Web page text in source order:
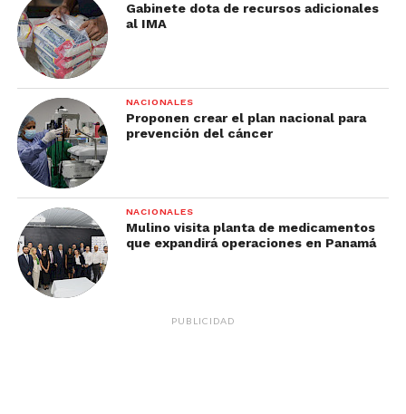
Gabinete dota de recursos adicionales
al IMA
NACIONALES
Proponen crear el plan nacional para
prevención del cáncer
NACIONALES
Mulino visita planta de medicamentos
que expandirá operaciones en Panamá
PUBLICIDAD